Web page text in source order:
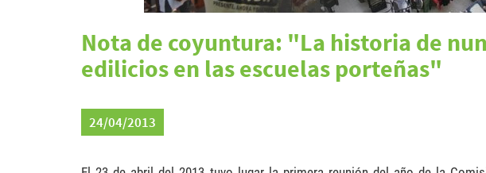
Nota de coyuntura: "La historia de
edilicios en las escuelas porteñas"
24/04/2013